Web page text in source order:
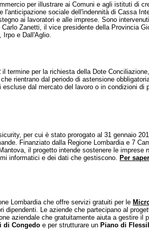
per illustrare ai Comuni e agli istituti di
l'anticipazione sociale dell'indennità di Cassa
ai lavoratori e alle imprese. Sono intervenuti
Zanetti, il vice presidente della Provincia
Irpo e Dall'Aglio.
il termine per la richiesta della Dote
rientrano dal periodo di astensione
dal mercato del lavoro o in condizioni di
per cui è stato prorogato al 31 gennaio
Finanziato dalla Regione Lombardia e 7
il progetto intende sostenere le imprese
informatici e dei dati che gestiscono. Per
Lombardia che offre servizi gratuiti per le
Le aziende che partecipano al
aziendale che gratuitamente aiuta a gestire il
di Congedo e per strutturare un Piano di